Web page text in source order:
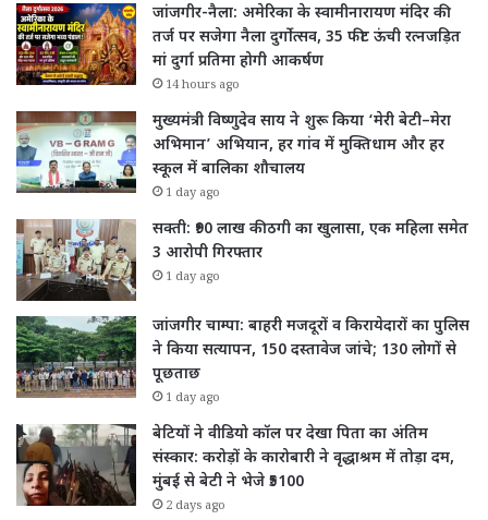
जांजगीर-नैला: अमेरिका के स्वामीनारायण मंदिर की
तर्ज पर सजेगा नैला दुर्गोत्सव, 35 फीट ऊंची रत्नजड़ित
मां दुर्गा प्रतिमा होगी आकर्षण
14 hours ago
मुख्यमंत्री विष्णुदेव साय ने शुरू किया ‘मेरी बेटी–मेरा
अभिमान’ अभियान, हर गांव में मुक्तिधाम और हर
स्कूल में बालिका शौचालय
1 day ago
सक्ती: ₹90 लाख की ठगी का खुलासा, एक महिला समेत
3 आरोपी गिरफ्तार
1 day ago
जांजगीर चाम्पा: बाहरी मजदूरों व किरायेदारों का पुलिस
ने किया सत्यापन, 150 दस्तावेज जांचे; 130 लोगों से
पूछताछ
1 day ago
बेटियों ने वीडियो कॉल पर देखा पिता का अंतिम
संस्कार: करोड़ों के कारोबारी ने वृद्धाश्रम में तोड़ा दम,
मुंबई से बेटी ने भेजे ₹5100
2 days ago